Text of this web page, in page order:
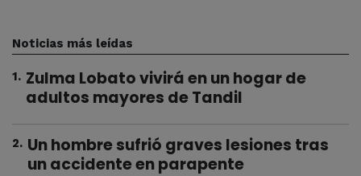
Noticias más leídas
1. Zulma Lobato vivirá en un hogar de
adultos mayores de Tandil
2. Un hombre sufrió graves lesiones tras
un accidente en parapente